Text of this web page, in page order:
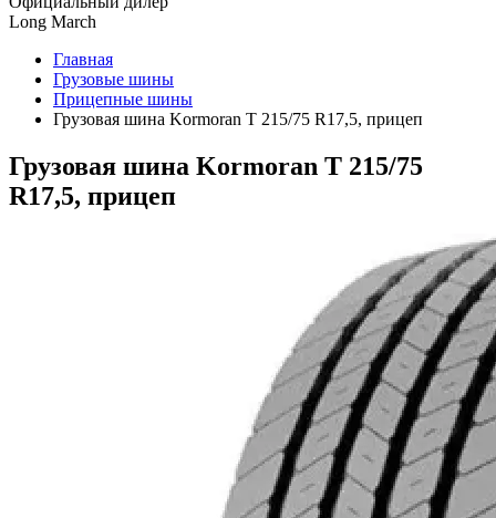
Long March
Главная
Грузовые шины
Прицепные шины
Грузовая шина Kormoran T 215/75 R17,5, прицеп
Грузовая шина Kormoran T 215/75
R17,5, прицеп